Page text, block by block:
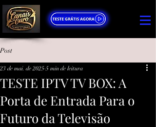
Post
TESTE IPTV TV BOX: A
Porta de Entrada Para o
Futuro da Televisão
23 de mai. de 2025 5 min de leitura